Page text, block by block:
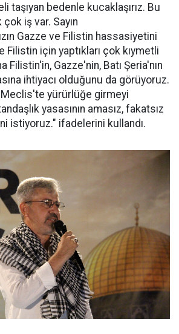
taşıyan bedenle kucaklaşırız. Bu
iş var. Sayın
Gazze ve Filistin hassasiyetini
Filistin için yaptıkları çok kıymetli
Filistin'in, Gazze'nin, Batı Şeria'nın
ihtiyacı olduğunu da görüyoruz.
yürürlüğe girmeyi
yasasının amasız, fakatsız
istiyoruz." ifadelerini kullandı.